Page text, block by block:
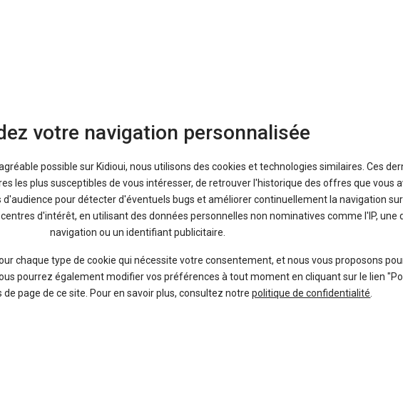
Bons plans
votre navigation personnalisée
possible sur Kidioui, nous utilisons des cookies et technologies similaires. Ces
les plus susceptibles de vous intéresser, de retrouver l'historique des offres que vous
pour détecter d'éventuels bugs et améliorer continuellement la navigation
d'intérêt, en utilisant des données personnelles non nominatives comme l'IP, une
navigation ou un identifiant publicitaire.
chaque type de cookie qui nécessite votre consentement, et nous vous proposons
pourrez également modifier vos préférences à tout moment en cliquant sur le lien
page de ce site. Pour en savoir plus, consultez notrepolitique de confidentialité